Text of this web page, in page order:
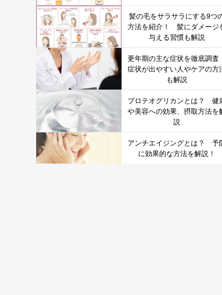
髪の毛をサラサラにする9つ
方法を紹介！ 髪にダメージ
与える習慣も解説
更年期の主な症状を徹底調査
症状が出やすい人やケアの方
も解説
プロテオグリカンとは？ 健
や美容への効果、摂取方法を
説
アンチエイジングとは？ 予
に効果的な方法を解説！